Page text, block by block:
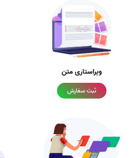
ویراستاری متن
ثبت سفارش